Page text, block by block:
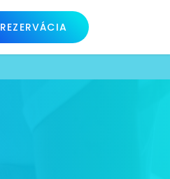
REZERVÁCIA